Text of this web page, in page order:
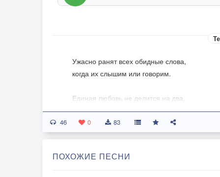
Ужасно ранят всех обидные слова,
когда их слышим или говорим.
Единая любовь не делится на два,
не может у любви быть половин.
Общаясь и любя, мы как удар под дых
46 0 83
ПОХОЖИЕ ПЕСНИ